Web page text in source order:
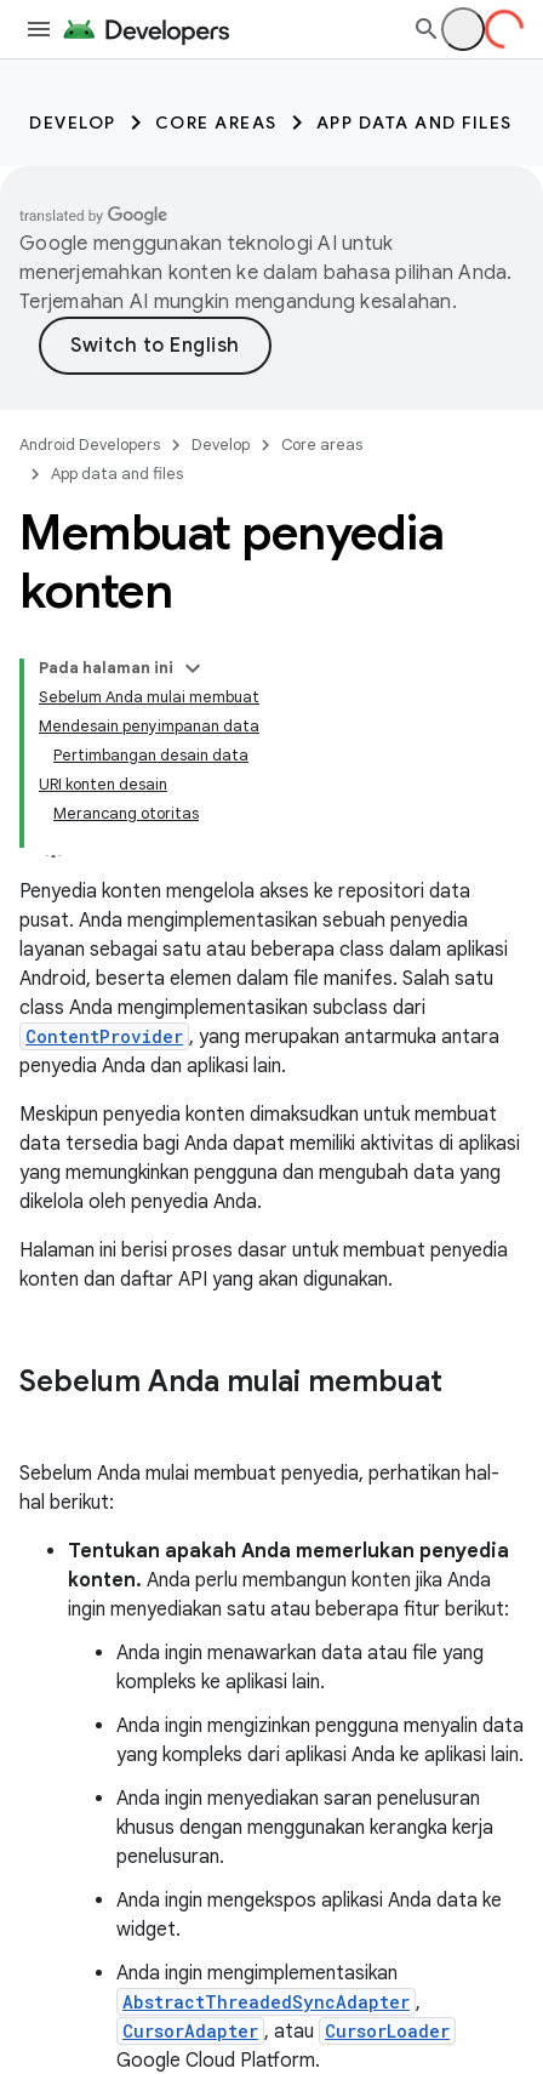
DEVELOP CORE AREAS APP DATA AND FILES
Google menggunakan teknologi AI untuk
menerjemahkan konten ke dalam bahasa pilihan Anda.
Terjemahan AI mungkin mengandung kesalahan.
Android Developers Develop
Core areas
App data and files
Membuat penyedia
konten
Pada halaman ini
Sebelum Anda mulai membuat
Mendesain penyimpanan data
Pertimbangan desain data
URI konten desain
Merancang otoritas
Penyedia konten mengelola akses ke repositori data
pusat. Anda mengimplementasikan sebuah penyedia
layanan sebagai satu atau beberapa class dalam aplikasi
Android, beserta elemen dalam file manifes. Salah satu
class Anda mengimplementasikan subclass dari
ContentProvider , yang merupakan antarmuka antara
penyedia Anda dan aplikasi lain.
Meskipun penyedia konten dimaksudkan untuk membuat
data tersedia bagi Anda dapat memiliki aktivitas di aplikasi
yang memungkinkan pengguna dan mengubah data yang
dikelola oleh penyedia Anda.
Halaman ini berisi proses dasar untuk membuat penyedia
konten dan daftar API yang akan digunakan.
Sebelum Anda mulai membuat
Sebelum Anda mulai membuat penyedia, perhatikan hal-
hal berikut:
Tentukan apakah Anda memerlukan penyedia
konten. Anda perlu membangun konten jika Anda
ingin menyediakan satu atau beberapa fitur berikut:
Anda ingin menawarkan data atau file yang
kompleks ke aplikasi lain.
Anda ingin mengizinkan pengguna menyalin data
yang kompleks dari aplikasi Anda ke aplikasi lain.
Anda ingin menyediakan saran penelusuran
khusus dengan menggunakan kerangka kerja
penelusuran.
Anda ingin mengekspos aplikasi Anda data ke
widget.
Anda ingin mengimplementasikan
AbstractThreadedSyncAdapter ,
CursorAdapter , atau CursorLoader
Google Cloud Platform.